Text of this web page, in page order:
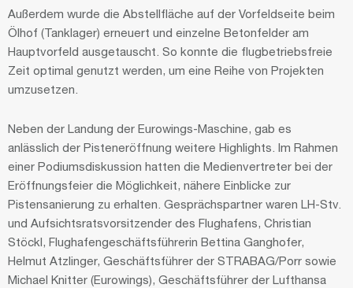
Außerdem wurde die Abstellfläche auf der Vorfeldseite beim
Ölhof (Tanklager) erneuert und einzelne Betonfelder am
Hauptvorfeld ausgetauscht. So konnte die flugbetriebsfreie
Zeit optimal genutzt werden, um eine Reihe von Projekten
umzusetzen.
Neben der Landung der Eurowings-Maschine, gab es
anlässlich der Pisteneröffnung weitere Highlights. Im Rahmen
einer Podiumsdiskussion hatten die Medienvertreter bei der
Eröffnungsfeier die Möglichkeit, nähere Einblicke zur
Pistensanierung zu erhalten. Gesprächspartner waren LH-Stv.
und Aufsichtsratsvorsitzender des Flughafens, Christian
Stöckl, Flughafengeschäftsführerin Bettina Ganghofer,
Helmut Atzlinger, Geschäftsführer der STRABAG/Porr sowie
Michael Knitter (Eurowings), Geschäftsführer der Lufthansa